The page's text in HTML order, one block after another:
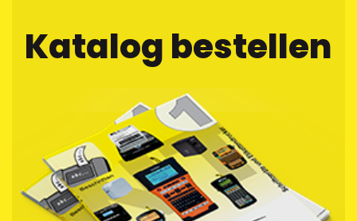
Katalog bestellen